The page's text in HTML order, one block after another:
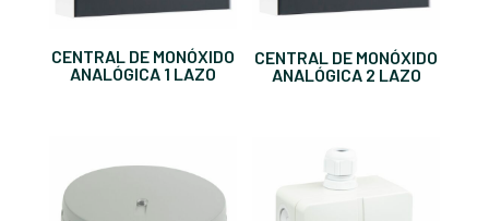
CENTRAL DE MONÓXIDO
ANALÓGICA 1 LAZO
CENTRAL DE MONÓXIDO
ANALÓGICA 2 LAZO